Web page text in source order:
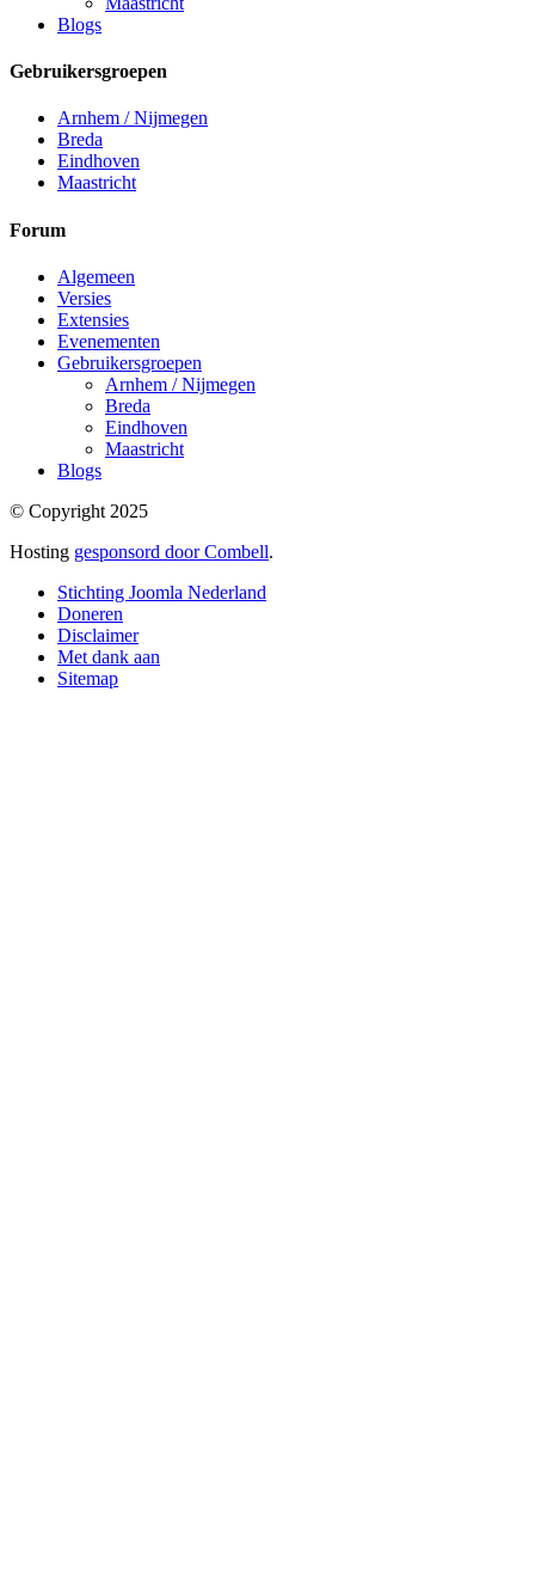
Blogs
Gebruikersgroepen
Arnhem / Nijmegen
Breda
Eindhoven
Maastricht
Forum
Algemeen
Versies
Extensies
Evenementen
Gebruikersgroepen
Arnhem / Nijmegen
Breda
Eindhoven
Maastricht
Blogs
© Copyright 2025
Hosting gesponsord door Combell.
Stichting Joomla Nederland
Doneren
Disclaimer
Met dank aan
Sitemap